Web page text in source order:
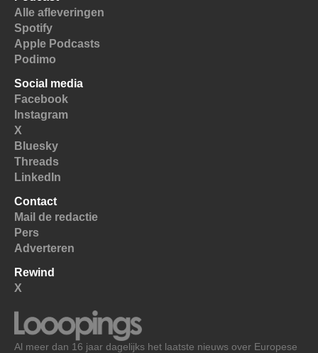
Alle afleveringen
Spotify
Apple Podcasts
Podimo
Social media
Facebook
Instagram
X
Bluesky
Threads
LinkedIn
Contact
Mail de redactie
Pers
Adverteren
Rewind
X
Al meer dan 16 jaar dagelijks het laatste nieuws over Europese